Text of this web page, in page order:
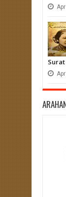
Apr
Surat
Apr